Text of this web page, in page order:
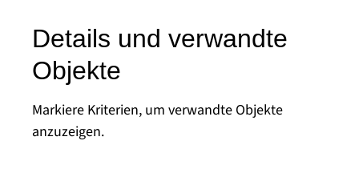
Details und verwandte
Objekte
Markiere Kriterien, um verwandte Objekte
anzuzeigen.